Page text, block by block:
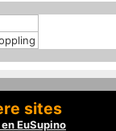
sites
en EuSupino